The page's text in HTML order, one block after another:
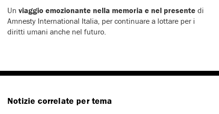
Un viaggio emozionante nella memoria e nel presente di
Amnesty International Italia, per continuare a lottare per i
diritti umani anche nel futuro.
Notizie correlate per tema